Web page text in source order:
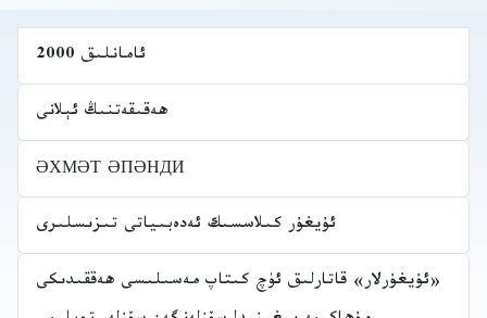
ئامانلىق 2000
ھەقىقەتنىڭ ئېلانى
ӘХМӘТ ӘПӘНДИ
ئۇيغۇر كىلاسسىك ئەدەبىياتى تىزىسلىرى
«ئۇيغۇرلار» قاتارلىق ئۈچ كىتاپ مەسىلىسى ھەققىدىكى